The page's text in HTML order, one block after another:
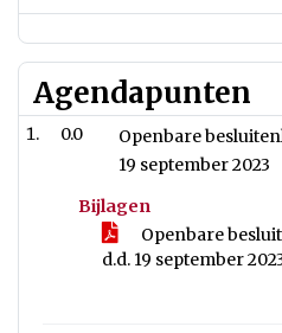
Agendapunten
0.0
Openbare
19 september 2023
Bijlagen
Openbare
d.d. 19 september